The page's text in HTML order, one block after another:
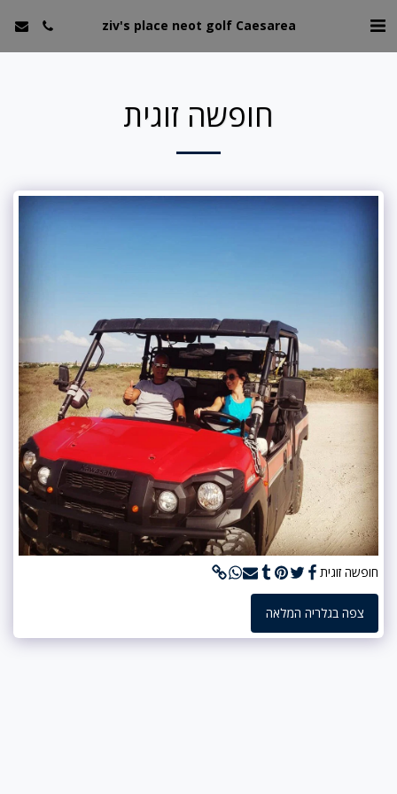
ziv's place neot golf Caesarea
חופשה זוגית
חופשה זוגית
צפה בגלריה המלאה